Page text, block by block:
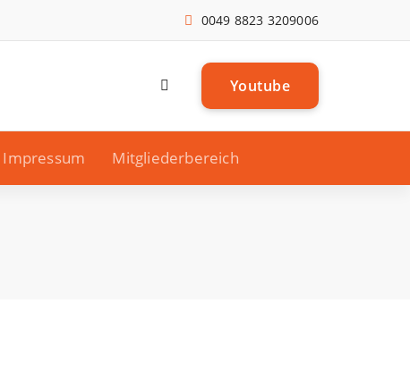
0049 8823 3209006
Youtube
Impressum Mitgliederbereich